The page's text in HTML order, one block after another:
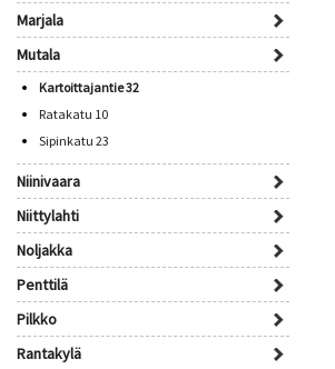
Marjala
Mutala
Kartoittajantie 32
Ratakatu 10
Sipinkatu 23
Niinivaara
Niittylahti
Noljakka
Penttilä
Pilkko
Rantakylä